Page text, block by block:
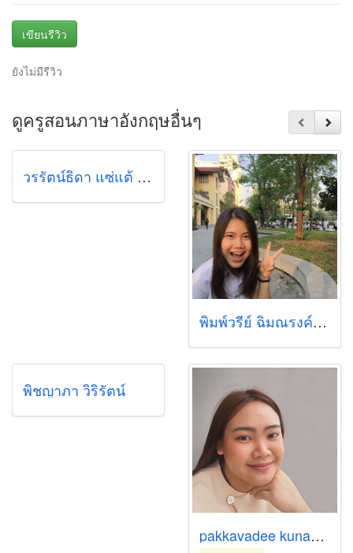
เขียนรีวิว
ยังไม่มีรีวิว
ดูครูสอนภาษาอังกฤษอื่นๆ
วรรัตน์ธิดา แซ่แต้ (ดิว)
พิมพ์วรีย์ ฉิมณรงค์ (หนอนแก้ว)
พิชญาภา วิริรัตน์
pakkavadee kunasangkam